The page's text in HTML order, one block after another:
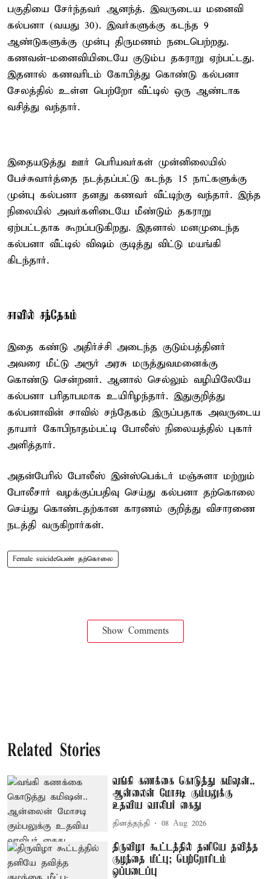
பகுதியை சேர்ந்தவர் ஆனந்த். இவருடைய மனைவி
கல்பனா (வயது 30). இவர்களுக்கு கடந்த 9
ஆண்டுகளுக்கு முன்பு திருமணம் நடைபெற்றது.
கணவன்-மனைவியிடையே குடும்ப தகராறு ஏற்பட்டது.
இதனால் கணவரிடம் கோபித்து கொண்டு கல்பனா
சேலத்தில் உள்ள பெற்றோ வீட்டில் ஒரு ஆண்டாக
வசித்து வந்தார்.
இதையடுத்து ஊர் பெரியவர்கள் முன்னிலையில்
பேச்சுவார்த்தை நடத்தப்பட்டு கடந்த 15 நாட்களுக்கு
முன்பு கல்பனா தனது கணவர் வீட்டிற்கு வந்தார். இந்த
நிலையில் அவர்களிடையே மீண்டும் தகராறு
ஏற்பட்டதாக கூறப்படுகிறது. இதனால் மனமுடைந்த
கல்பனா வீட்டில் விஷம் குடித்து விட்டு மயங்கி
கிடந்தார்.
சாவில் சந்தேகம்
இதை கண்டு அதிர்ச்சி அடைந்த குடும்பத்தினர்
அவரை மீட்டு அரூர் அரசு மருத்துவமனைக்கு
கொண்டு சென்றனர். ஆனால் செல்லும் வழியிலேயே
கல்பனா பரிதாபமாக உயிரிழந்தார். இதுகுறித்து
கல்பனாவின் சாவில் சந்தேகம் இருப்பதாக அவருடைய
தாயார் கோபிநாதம்பட்டி போலீஸ் நிலையத்தில் புகார்
அளித்தார்.
அதன்பேரில் போலீஸ் இன்ஸ்பெக்டர் மஞ்சுளா மற்றும்
போலீசார் வழக்குப்பதிவு செய்து கல்பனா தற்கொலை
செய்து கொண்டதற்கான காரணம் குறித்து விசாரணை
நடத்தி வருகிறார்கள்.
Female suicideபெண் தற்கொலை
Show Comments
Related Stories
வங்கி கணக்கை கொடுத்து கமிஷன்..
ஆன்லைன் மோசடி கும்பலுக்கு
உதவிய வாலிபர் கைது
தினத்தந்தி 08 Aug 2026
திருவிழா கூட்டத்தில் தனியே தவித்த
குழந்தை மீட்பு; பெற்றோரிடம்
ஒப்படைப்பு